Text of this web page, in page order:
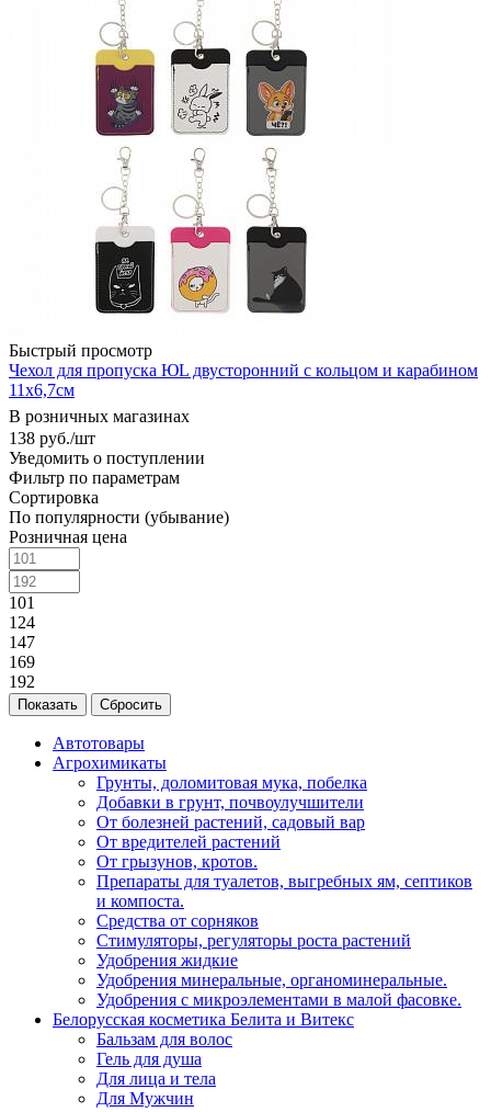
Быстрый просмотр
Чехол для пропуска ЮL двусторонний с кольцом и карабином
11х6,7см
В розничных магазинах
138 руб./шт
Уведомить о поступлении
Фильтр по параметрам
Сортировка
По популярности (убывание)
Розничная цена
101
124
147
169
192
Сбросить
Автотовары
Агрохимикаты
Грунты, доломитовая мука, побелка
Добавки в грунт, почвоулучшители
От болезней растений, садовый вар
От вредителей растений
От грызунов, кротов.
Препараты для туалетов, выгребных ям, септиков
и компоста.
Средства от сорняков
Стимуляторы, регуляторы роста растений
Удобрения жидкие
Удобрения минеральные, органоминеральные.
Удобрения с микроэлементами в малой фасовке.
Белорусская косметика Белита и Витекс
Бальзам для волос
Гель для душа
Для лица и тела
Для Мужчин